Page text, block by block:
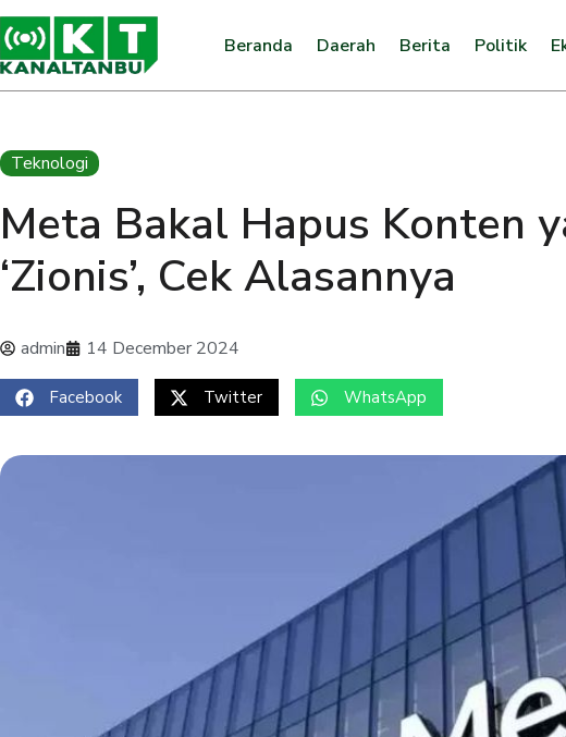
Beranda Daerah Berita Politik
Teknologi
Meta Bakal Hapus Konten
‘Zionis’, Cek Alasannya
admin 14 December 2024
Facebook Twitter WhatsApp